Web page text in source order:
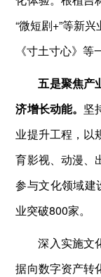
“微短剧+”等新
《寸土寸心》等
五是聚焦产
济增长动能。 坚
业提升工程，以
育影视、动漫、
参与文化领域建
业突破800家。
深入实施文
据向数字资产转